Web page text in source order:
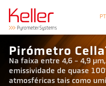
PT
Pirómetro
Na faixa entre 4,6 - 4,9
emissividade de quase
atmosféricas tais como